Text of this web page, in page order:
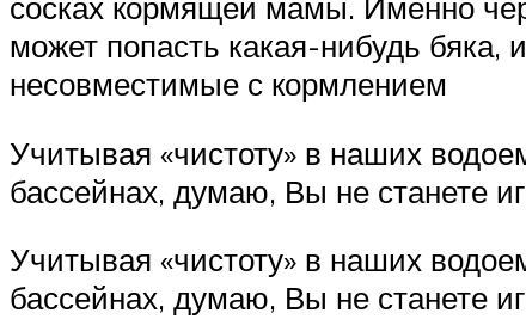
может попасть какая-нибудь бяка,
несовместимые с кормлением
Учитывая «чистоту» в наших
бассейнах, думаю, Вы не станете
Учитывая «чистоту» в наших
бассейнах, думаю, Вы не станете